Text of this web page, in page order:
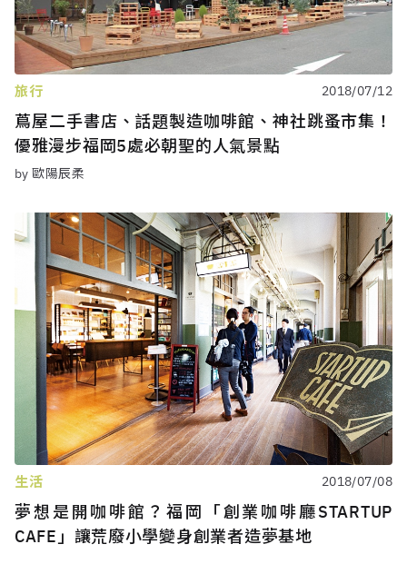
旅行 2018/07/12
蔦屋二手書店、話題製造咖啡館、神社跳蚤市集！
優雅漫步福岡5處必朝聖的人氣景點
by 歐陽辰柔
生活 2018/07/08
夢想是開咖啡館？福岡「創業咖啡廳STARTUP
CAFE」讓荒廢小學變身創業者造夢基地